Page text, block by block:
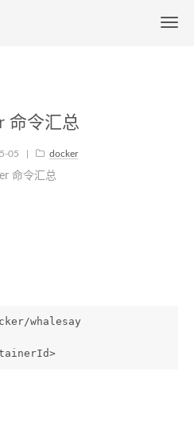
命令汇总
05 docker
命令汇总
whalesay